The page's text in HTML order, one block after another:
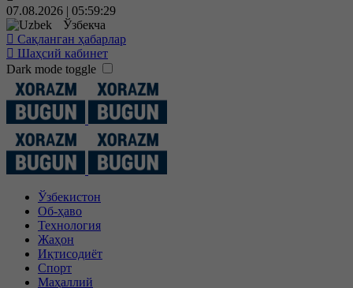
07.08.2026 | 05:59:29
Ўзбекча
Сақланган ҳабарлар
Шаҳсий кабинет
Dark mode toggle
Ўзбекистон
Об-ҳаво
Технология
Жаҳон
Иқтисодиёт
Спорт
Маҳаллий